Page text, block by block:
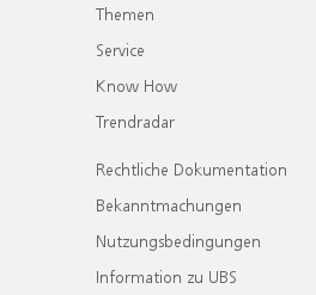
Themen
Service
Know How
Trendradar
Rechtliche Dokumentation
Bekanntmachungen
Nutzungsbedingungen
Information zu UBS